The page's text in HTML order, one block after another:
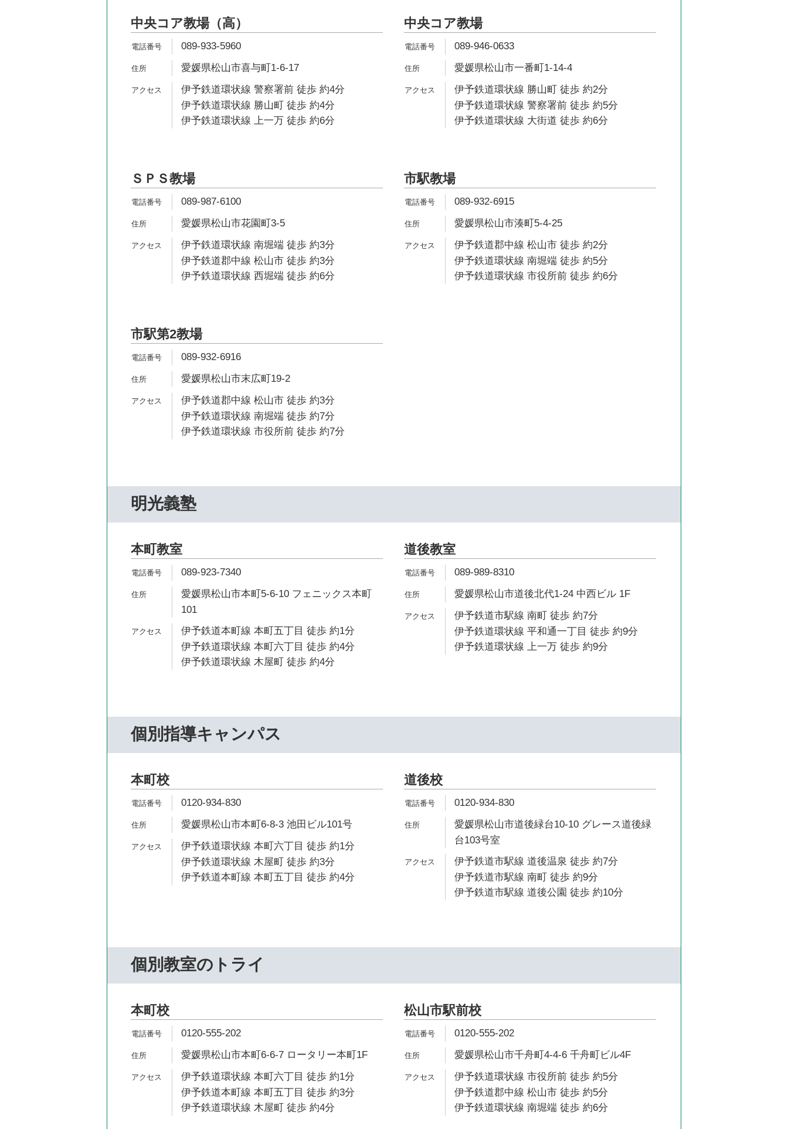
中央コア教場（高）
089-933-5960
愛媛県松山市喜与町1-6-17
伊予鉄道環状線 警察署前 徒歩 約4分
伊予鉄道環状線 勝山町 徒歩 約4分
伊予鉄道環状線 上一万 徒歩 約6分
中央コア教場
089-946-0633
愛媛県松山市一番町1-14-4
伊予鉄道環状線 勝山町 徒歩 約2分
伊予鉄道環状線 警察署前 徒歩 約5分
伊予鉄道環状線 大街道 徒歩 約6分
ＳＰＳ教場
089-987-6100
愛媛県松山市花園町3-5
伊予鉄道環状線 南堀端 徒歩 約3分
伊予鉄道郡中線 松山市 徒歩 約3分
伊予鉄道環状線 西堀端 徒歩 約6分
市駅教場
089-932-6915
愛媛県松山市湊町5-4-25
伊予鉄道郡中線 松山市 徒歩 約2分
伊予鉄道環状線 南堀端 徒歩 約5分
伊予鉄道環状線 市役所前 徒歩 約6分
市駅第2教場
089-932-6916
愛媛県松山市末広町19-2
伊予鉄道郡中線 松山市 徒歩 約3分
伊予鉄道環状線 南堀端 徒歩 約7分
伊予鉄道環状線 市役所前 徒歩 約7分
明光義塾
本町教室
089-923-7340
愛媛県松山市本町5-6-10 フェニックス本町
101
伊予鉄道本町線 本町五丁目 徒歩 約1分
伊予鉄道環状線 本町六丁目 徒歩 約4分
伊予鉄道環状線 木屋町 徒歩 約4分
道後教室
089-989-8310
愛媛県松山市道後北代1-24 中西ビル 1F
伊予鉄道市駅線 南町 徒歩 約7分
伊予鉄道環状線 平和通一丁目 徒歩 約9分
伊予鉄道環状線 上一万 徒歩 約9分
個別指導キャンパス
本町校
0120-934-830
愛媛県松山市本町6-8-3 池田ビル101号
伊予鉄道環状線 本町六丁目 徒歩 約1分
伊予鉄道環状線 木屋町 徒歩 約3分
伊予鉄道本町線 本町五丁目 徒歩 約4分
道後校
0120-934-830
愛媛県松山市道後緑台10-10 グレース道後緑
台103号室
伊予鉄道市駅線 道後温泉 徒歩 約7分
伊予鉄道市駅線 南町 徒歩 約9分
伊予鉄道市駅線 道後公園 徒歩 約10分
個別教室のトライ
本町校
0120-555-202
愛媛県松山市本町6-6-7 ロータリー本町1F
伊予鉄道環状線 本町六丁目 徒歩 約1分
伊予鉄道本町線 本町五丁目 徒歩 約3分
伊予鉄道環状線 木屋町 徒歩 約4分
松山市駅前校
0120-555-202
愛媛県松山市千舟町4-4-6 千舟町ビル4F
伊予鉄道環状線 市役所前 徒歩 約5分
伊予鉄道郡中線 松山市 徒歩 約5分
伊予鉄道環状線 南堀端 徒歩 約6分